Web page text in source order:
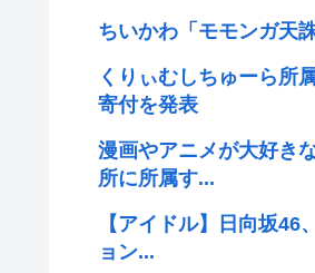
ちいかわ「モモンガ天
くりぃむしちゅーら所
寄付を発表
漫画やアニメが大好き
所に所属す...
【アイドル】日向坂
ョン...